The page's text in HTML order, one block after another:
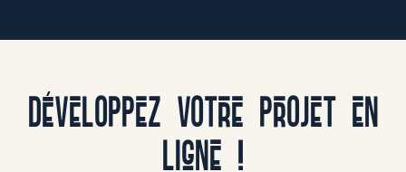
DÉVELOPPEZ VOTRE PROJET EN
LIGNE !